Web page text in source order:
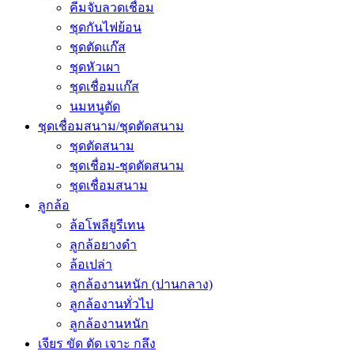
คีมจับลวดเชื่อม
ชุดกันไฟย้อน
ชุดตัดแก๊ส
ชุดหัวเผา
ชุดเชื่อมแก๊ส
นมหนูตัด
ชุดเชื่อมสนาม/ชุดตัดสนาม
ชุดตัดสนาม
ชุดเชื่อม-ชุดตัดสนาม
ชุดเชื่อมสนาม
ลูกล้อ
ล้อโพลียูรีเทน
ลูกล้อยางดำ
ล้อเปล่า
ลูกล้องานหนัก (ปานกลาง)
ลูกล้องานทั่วไป
ลูกล้องานหนัก
เจียร ขัด ตัด เจาะ กลึง